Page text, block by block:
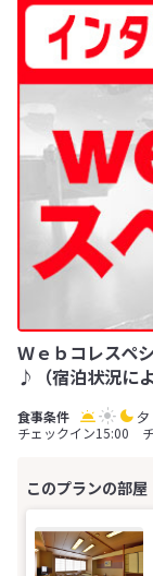
Ｗｅｂコレスペ
♪（宿泊状況に
チェックイン15:00